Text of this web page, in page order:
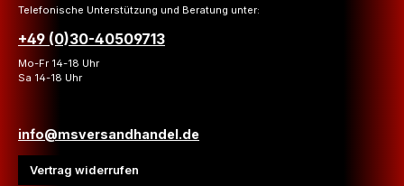
Telefonische Unterstützung und Beratung unter:
+49 (0)30-40509713
Mo-Fr 14-18 Uhr
Sa 14-18 Uhr
info@msversandhandel.de
Vertrag widerrufen